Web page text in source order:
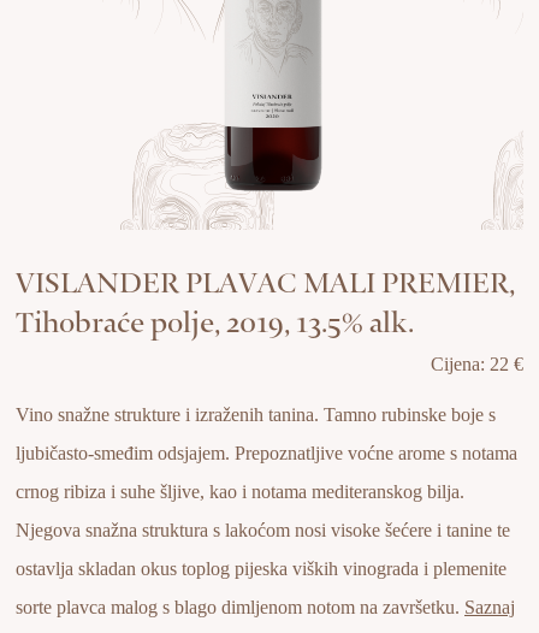
VISLANDER PLAVAC MALI PREMIER,
Tihobraće polje, 2019, 13.5% alk.
Cijena: 22 €
Vino snažne strukture i izraženih tanina. Tamno rubinske boje s
ljubičasto-smeđim odsjajem. Prepoznatljive voćne arome s notama
crnog ribiza i suhe šljive, kao i notama mediteranskog bilja.
Njegova snažna struktura s lakoćom nosi visoke šećere i tanine te
ostavlja skladan okus toplog pijeska viških vinograda i plemenite
sorte plavca malog s blago dimljenom notom na završetku. Saznaj